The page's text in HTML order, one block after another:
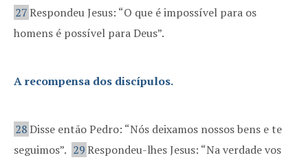
27Respondeu Jesus: “O que é impossível para os
homens é possível para Deus”.
A recompensa dos discípulos.
28Disse então Pedro: “Nós deixamos nossos bens e te
seguimos”. 29Respondeu-lhes Jesus: “Na verdade vos